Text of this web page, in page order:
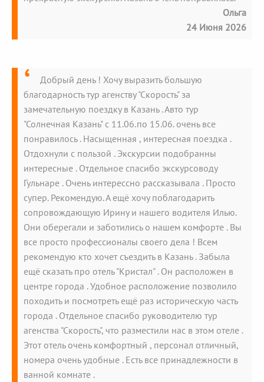
Ольга
24 Июня 2026
Добрый день ! Хочу выразить большую
благодарность тур агенству "Скорость" за
замечательную поездку в Казань . Авто тур
"Солнечная Казань" с 11.06.по 15.06. очень все
понравилось . Насыщенная , интересная поездка .
Отдохнули с пользой . Экскурсии подобранны
интересные . Отдельное спасибо экскурсоводу
Гульнаре . Очень интерессно рассказывала . Просто
супер. Рекомендую. А ещё хочу поблагодарить
сопровождающую Ирину и нашего водителя Илью.
Они оберегали и заботились о нашем комфорте . Вы
все просто профессионалы своего дела ! Всем
рекомендую кто хочет съездить в Казань . Забыла
ещё сказать про отель "Кристал" . Он расположен в
центре города . Удобное расположение позволило
походить и посмотреть ещё раз историческую часть
города . Отдельное спасибо руководителю тур
агенства "Скорость", что разместили нас в этом отеле .
Этот отель очень комфортный , персонал отличный,
номера очень удобные . Есть все принадлежности в
ванной комнате .